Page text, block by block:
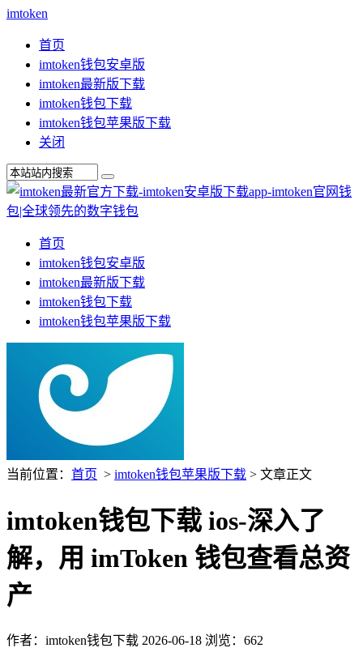
imtoken
首页
imtoken钱包安卓版
imtoken最新版下载
imtoken钱包下载
imtoken钱包苹果版下载
关闭
首页
imtoken钱包安卓版
imtoken最新版下载
imtoken钱包下载
imtoken钱包苹果版下载
当前位置： 首页 > imtoken钱包苹果版下载 > 文章正文
imtoken钱包下载 ios-深入了
解，用 imToken 钱包查看总资
产
作者：imtoken钱包下载 2026-06-18 浏览：662